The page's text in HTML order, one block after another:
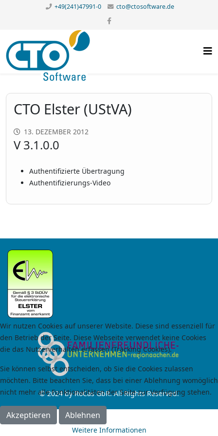
+49(241)47991-0 cto@ctosoftware.de
CTO Elster (UStVA)
13. DEZEMBER 2012
V 3.1.0.0
Authentifizierte Übertragung
Authentifizierungs-Video
© 2024 by RoCas GbR. All Rights Reserved.
Wir nutzen Cookies auf unserer Website. Diese sind essenziell für
den Betrieb der Seite. Diese Webseite verwendet keine Cookies
die das Nutzerverhalten erfassen (Tracking Cookies).
Sie können selbst entscheiden, ob Sie die Cookies zulassen
möchten. Bitte beachten Sie, dass bei einer Ablehnung womöglich
nicht mehr alle Funktionalitäten der Seite zur Verfügung stehen.
Akzeptieren Ablehnen
Weitere Informationen